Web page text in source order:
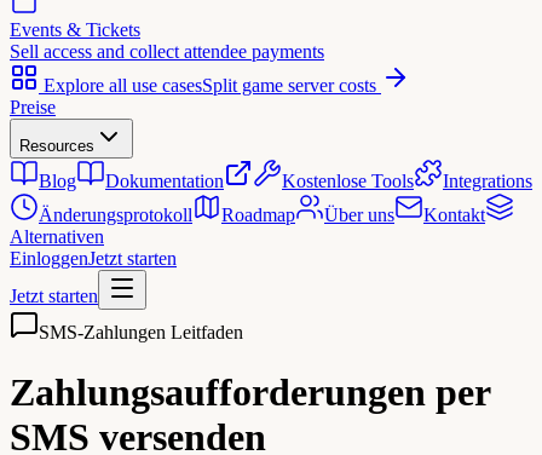
Events & Tickets
Sell access and collect attendee payments
Explore all use casesSplit game server costs
Preise
Resources
Blog Dokumentation Kostenlose Tools
Integrations
Änderungsprotokoll
Roadmap Über uns
Kontakt
Alternativen
EinloggenJetzt starten
Jetzt starten
SMS-Zahlungen Leitfaden
Zahlungsaufforderungen per
SMS versenden